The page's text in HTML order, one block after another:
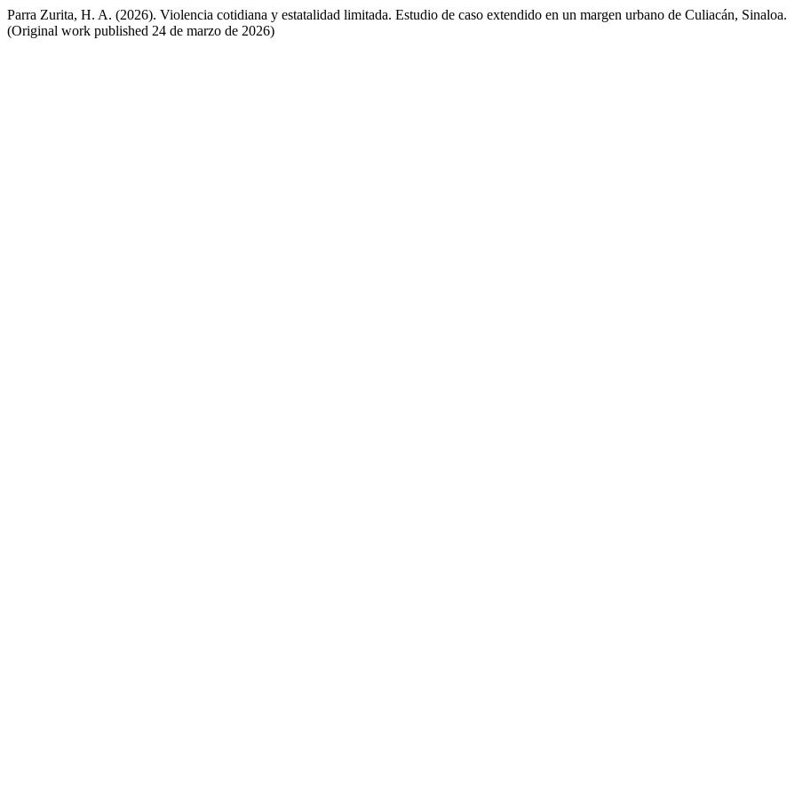
Parra Zurita, H. A. (2026). Violencia cotidiana y estatalidad limitada. Estudio de caso extendido en un margen urbano de Culiacán, Sinaloa.
(Original work published 24 de marzo de 2026)